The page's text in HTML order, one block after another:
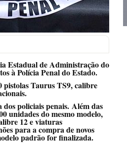
Estadual de Administração do
à Polícia Penal do Estado.
pistolas Taurus TS9, calibre
policiais penais. Além das
unidades do mesmo modelo,
12 e viaturas
para a compra de novos
padrão for finalizada.